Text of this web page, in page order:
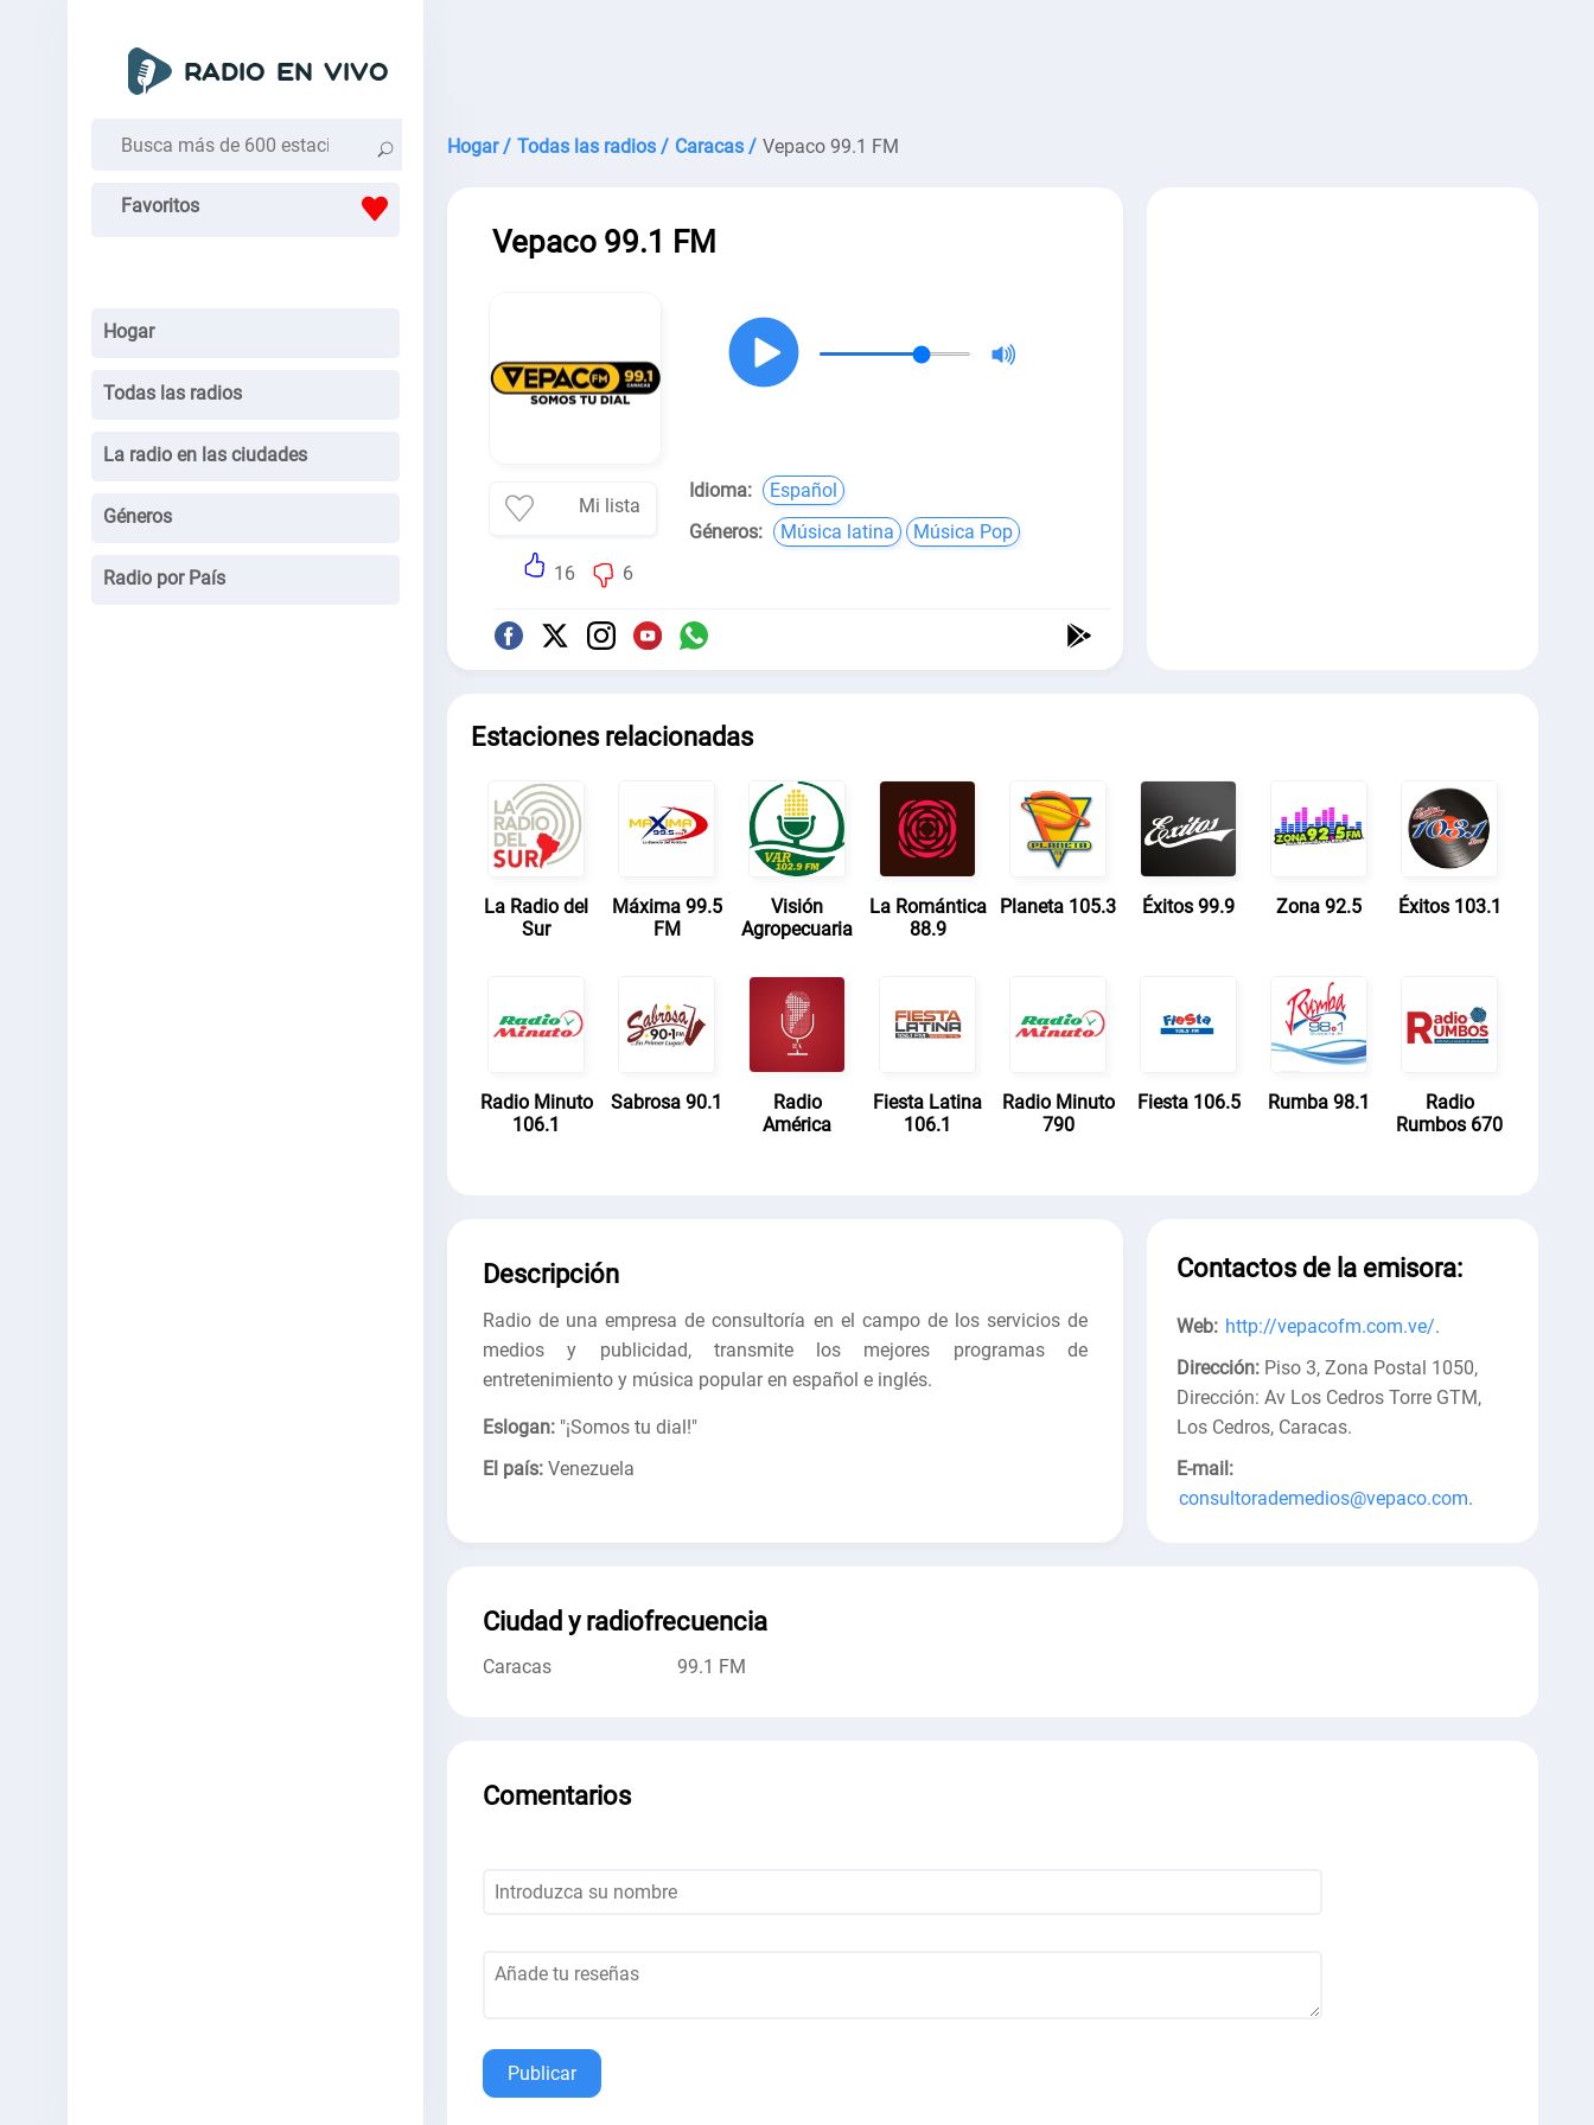
Favoritos
Hogar
Todas las radios
La radio en las ciudades
Géneros
Radio por País
Hogar / Todas las radios / Caracas / Vepaco 99.1 FM
Vepaco 99.1 FM
Mi lista
16 6
Idioma:
Español
Géneros:
Música latina Música Pop
Estaciones relacionadas
La Radio del
Sur
Máxima 99.5
FM
Visión
Agropecuaria
La Romántica
88.9
Planeta 105.3 Éxitos 99.9 Zona 92.5 Éxitos 103.1
Radio Minuto
106.1
Sabrosa 90.1
Radio
América
Fiesta Latina
106.1
Radio Minuto
790
Fiesta 106.5 Rumba 98.1
Radio
Rumbos 670
Descripción
Radio de una empresa de consultoría en el campo de los servicios de
medios y publicidad, transmite los mejores programas de
entretenimiento y música popular en español e inglés.
Eslogan: "¡Somos tu dial!"
El país: Venezuela
Contactos de la emisora:
Web: http://vepacofm.com.ve/.
Dirección: Piso 3, Zona Postal 1050,
Dirección: Av Los Cedros Torre GTM,
Los Cedros, Caracas.
E-mail:
consultorademedios@vepaco.com.
Ciudad y radiofrecuencia
Caracas 99.1 FM
Comentarios
Publicar